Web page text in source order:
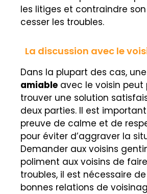
les litiges et contraindre
cesser les troubles.
La discussion avec le
Dans la plupart des cas, une
amiable avec le voisin
trouver une solution
deux parties. Il est
preuve de calme et de
pour éviter d’aggraver la
Demander aux voisins
poliment aux voisins de
troubles, il est nécessaire
bonnes relations de